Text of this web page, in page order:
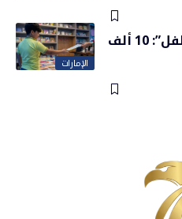
الإمارات
خلال “الشارقة القرائي للطفل”: 10 ألف